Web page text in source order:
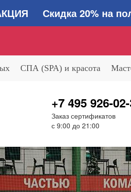
Скидка 20% на
+7 495 926-02-
Заказ сертификатов
с 9:00 до 21:00
СПА (SPA) и красота